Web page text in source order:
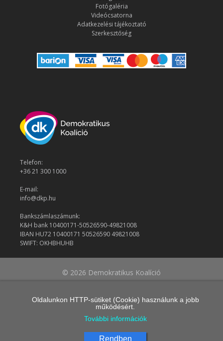
Fotógaléria
Videócsatorna
Adatkezelési tájékoztató
Szerkesztőség
Telefon:
+36 21 300 1000
E-mail:
info@dkp.hu
Bankszámlaszámunk:
K&H bank 10400171-50526590-49821008
IBAN HU72 10400171 50526590 49821008
SWIFT: OKHBHUHB
© 2026 Demokratikus Koalíció
Oldalunkon HTTP-sütiket (Cookie) használunk a jobb
működésért.
További információk